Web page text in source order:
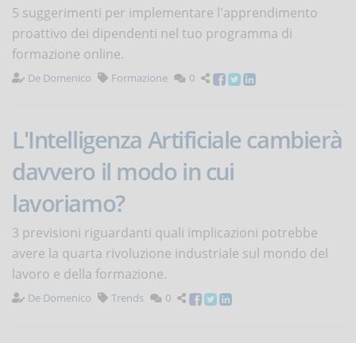
5 suggerimenti per implementare l'apprendimento
proattivo dei dipendenti nel tuo programma di
formazione online.
De Domenico Formazione 0
L'Intelligenza Artificiale cambierà
davvero il modo in cui
lavoriamo?
3 previsioni riguardanti quali implicazioni potrebbe
avere la quarta rivoluzione industriale sul mondo del
lavoro e della formazione.
De Domenico Trends 0